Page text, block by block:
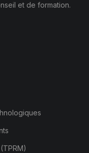
et de formation.